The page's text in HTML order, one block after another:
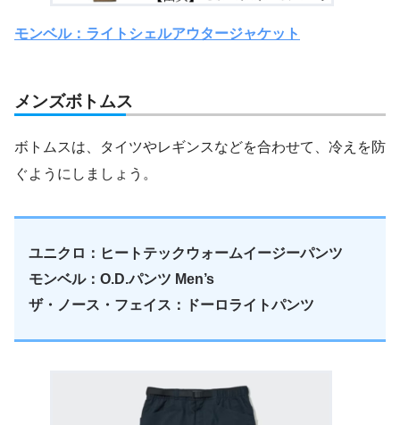
モンベル：ライトシェルアウタージャケット
メンズボトムス
ボトムスは、タイツやレギンスなどを合わせて、冷えを防
ぐようにしましょう。
ユニクロ：ヒートテックウォームイージーパンツ
モンベル：O.D.パンツ Men’s
ザ・ノース・フェイス：ドーロライトパンツ